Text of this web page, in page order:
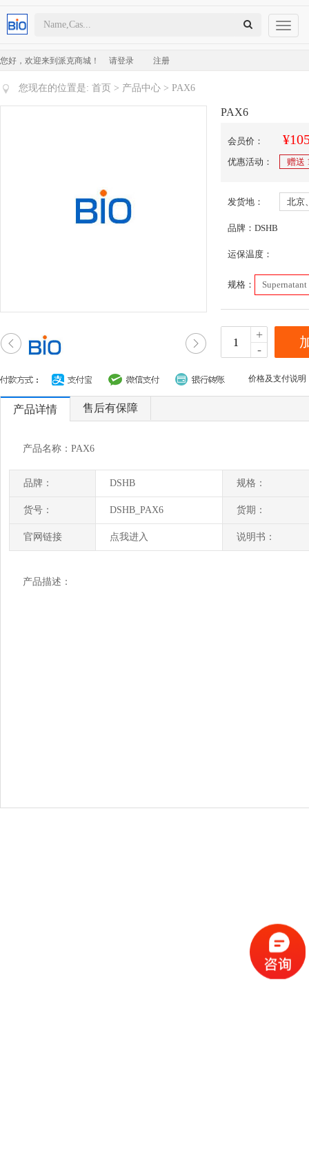
您好，欢迎来到派克商城！ 请登录 注册
Toggle
您现在的位置是: 首页 > 产品中心 > PAX6
PAX6
会员价：
优惠活动： 赠送
发货地： 北京
品牌：DSHB
运保温度：
规格：
+
-
价格及支付说明
产品详情 售后有保障
产品名称：PAX6
品牌： DSHB 规格：
货号： DSHB_PAX6 货期：
官网链接 点我进入 说明书：
产品描述：